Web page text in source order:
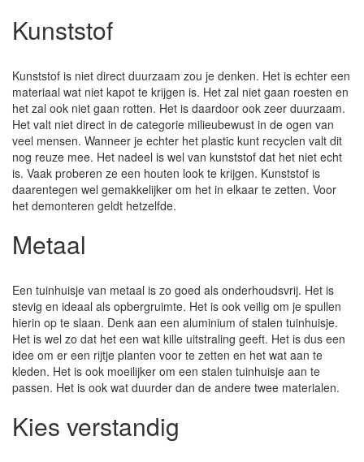
Kunststof
Kunststof is niet direct duurzaam zou je denken. Het is echter een
materiaal wat niet kapot te krijgen is. Het zal niet gaan roesten en
het zal ook niet gaan rotten. Het is daardoor ook zeer duurzaam.
Het valt niet direct in de categorie milieubewust in de ogen van
veel mensen. Wanneer je echter het plastic kunt recyclen valt dit
nog reuze mee. Het nadeel is wel van kunststof dat het niet echt
is. Vaak proberen ze een houten look te krijgen. Kunststof is
daarentegen wel gemakkelijker om het in elkaar te zetten. Voor
het demonteren geldt hetzelfde.
Metaal
Een tuinhuisje van metaal is zo goed als onderhoudsvrij. Het is
stevig en ideaal als opbergruimte. Het is ook veilig om je spullen
hierin op te slaan. Denk aan een aluminium of stalen tuinhuisje.
Het is wel zo dat het een wat kille uitstraling geeft. Het is dus een
idee om er een rijtje planten voor te zetten en het wat aan te
kleden. Het is ook moeilijker om een stalen tuinhuisje aan te
passen. Het is ook wat duurder dan de andere twee materialen.
Kies verstandig